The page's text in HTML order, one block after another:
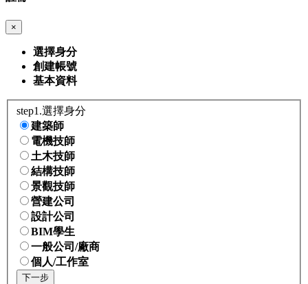
×
選擇身分
創建帳號
基本資料
step1.選擇身分
建築師
電機技師
土木技師
結構技師
景觀技師
營建公司
設計公司
BIM學生
一般公司/廠商
個人/工作室
下一步